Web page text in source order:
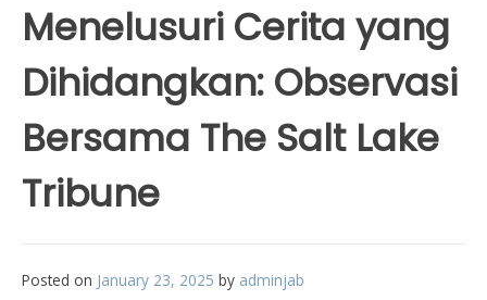
Menelusuri Cerita yang
Dihidangkan: Observasi
Bersama The Salt Lake
Tribune
Posted on January 23, 2025 by adminjab